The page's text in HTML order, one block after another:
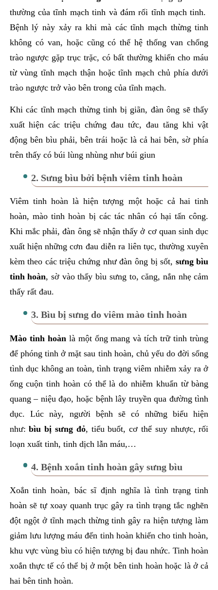
thường của tĩnh mạch tinh và đám rối tĩnh mạch tinh.
Bệnh lý này xảy ra khi mà các tĩnh mạch thừng tinh
không có van, hoặc cũng có thể hệ thống van chống
trào ngược gặp trục trặc, có bất thường khiến cho máu
từ vùng tĩnh mạch thận hoặc tĩnh mạch chủ phía dưới
trào ngược trở vào bên trong của tĩnh mạch.
Khi các tĩnh mạch thừng tinh bị giãn, đàn ông sẽ thấy
xuất hiện các triệu chứng đau tức, đau tăng khi vật
động bên bìu phải, bên trái hoặc là cả hai bên, sờ phía
trên thấy có búi lùng nhùng như búi giun
2. Sưng bìu bởi bệnh viêm tinh hoàn
Viêm tinh hoàn là hiện tượng một hoặc cả hai tinh
hoàn, mào tinh hoàn bị các tác nhân có hại tấn công.
Khi mắc phải, đàn ông sẽ nhận thấy ở cơ quan sinh dục
xuất hiện những cơn đau diễn ra liên tục, thường xuyên
kèm theo các triệu chứng như đàn ông bị sốt, sưng bìu
tinh hoàn, sờ vào thấy bìu sưng to, căng, nắn nhẹ cảm
thấy rất đau.
3. Bìu bị sưng do viêm mào tinh hoàn
Mào tinh hoàn là một ống mang và tích trữ tinh trùng
để phóng tinh ở mặt sau tinh hoàn, chủ yếu do đời sống
tình dục không an toàn, tình trạng viêm nhiễm xảy ra ở
ống cuộn tinh hoàn có thể là do nhiễm khuẩn từ bàng
quang – niệu đạo, hoặc bệnh lây truyền qua đường tình
dục. Lúc này, người bệnh sẽ có những biểu hiện
như:bìu bị sưng đỏ, tiểu buốt, cơ thể suy nhược, rối
loạn xuất tinh, tinh dịch lẫn máu,…
4. Bệnh xoắn tinh hoàn gây sưng bìu
Xoắn tinh hoàn, bác sĩ định nghĩa là tình trạng tinh
hoàn sẽ tự xoay quanh trục gây ra tình trạng tắc nghẽn
đột ngột ở tĩnh mạch thừng tinh gây ra hiện tượng làm
giảm lưu lượng máu đến tinh hoàn khiến cho tinh hoàn,
khu vực vùng bìu có hiện tượng bị đau nhức. Tinh hoàn
xoắn thực tế có thể bị ở một bên tinh hoàn hoặc là ở cả
hai bên tinh hoàn.